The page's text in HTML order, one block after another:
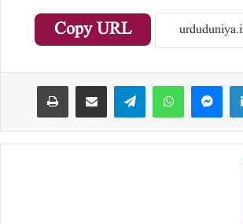
Copy URL
LinkedIn
WhatsApp
Telegram